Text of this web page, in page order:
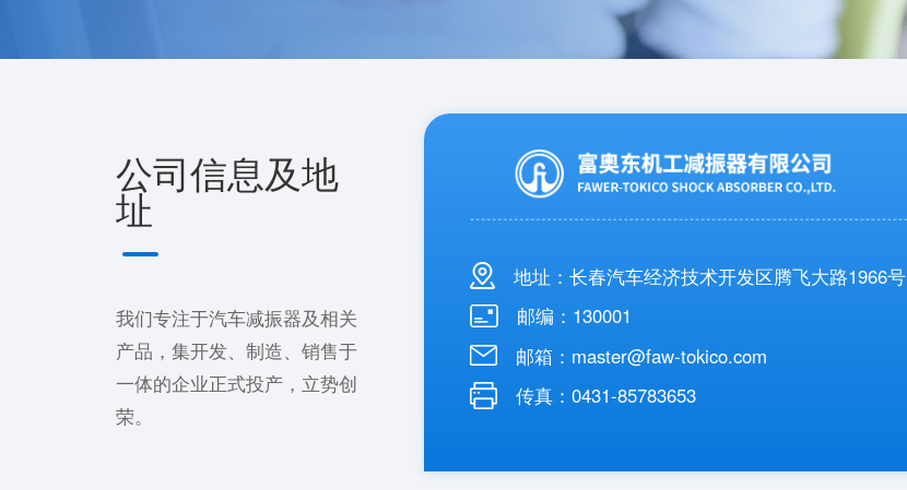
公司信息及地
址
我们专注于汽车减振器及相关
产品，集开发、制造、销售于
一体的企业正式投产，立势创
荣。
地址：长春汽车经济技术开发区腾飞大路1966号
邮编：130001
邮箱：master@faw-tokico.com
传真：0431-85783653